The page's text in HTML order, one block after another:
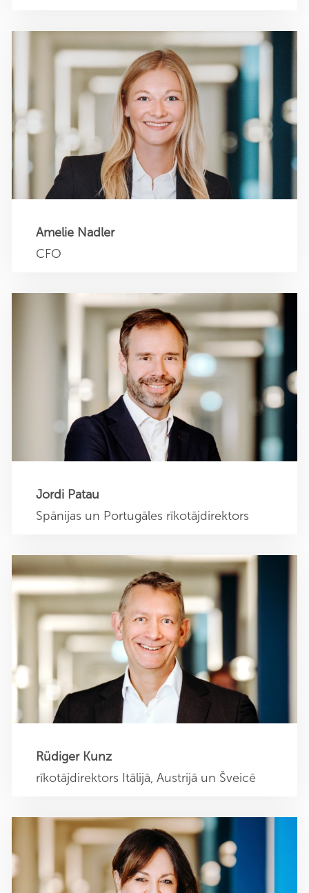
Amelie Nadler
CFO
Amelie Nadler
CFO
a.nadler@sehner-unternehmensberatung.de
+49 40 4011354 0
Jordi Patau
Spānijas un Portugāles rīkotājdirektors
Jordi Patau
Spānijas un Portugāles rīkotājdirektors
j.patau@sehner-iberia.com
+34 600 453 115
Rüdiger Kunz
rīkotājdirektors Itālijā, Austrijā un Šveicē
Rüdiger Kunz
Itālijas, Austrijas un Šveices rīkotājdirektors
r.kunz@sehner-austria.at
+43 1 9974260 1